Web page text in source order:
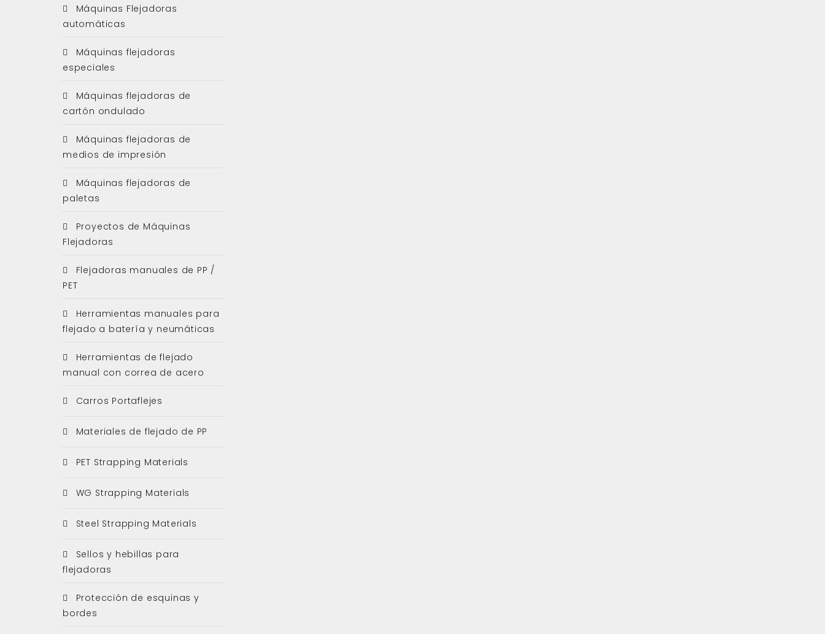
Máquinas Flejadoras
automáticas
Máquinas flejadoras
especiales
Máquinas flejadoras de
cartón ondulado
Máquinas flejadoras de
medios de impresión
Máquinas flejadoras de
paletas
Proyectos de Máquinas
Flejadoras
Flejadoras manuales de PP /
PET
Herramientas manuales para
flejado a batería y neumáticas
Herramientas de flejado
manual con correa de acero
Carros Portaflejes
Materiales de flejado de PP
PET Strapping Materials
WG Strapping Materials
Steel Strapping Materials
Sellos y hebillas para
flejadoras
Protección de esquinas y
bordes